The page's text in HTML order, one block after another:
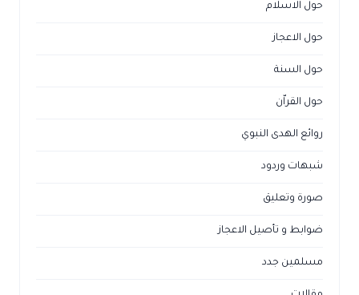
حول الاسلام
حول الاعجاز
حول السنة
حول القراّن
روائع الهدى النبوي
شبهات وردود
صورة وتعليق
ضوابط و تأصيل الاعجاز
مسلمين جدد